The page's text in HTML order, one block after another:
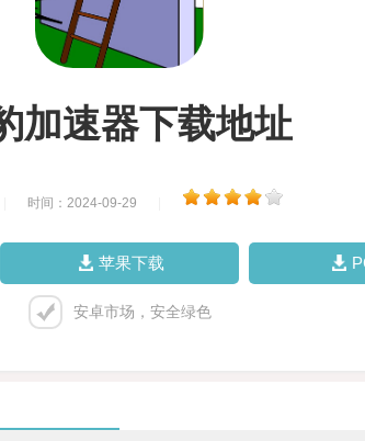
加速器下载地址
时间：2024-09-29
苹果下载
安卓市场，安全绿色